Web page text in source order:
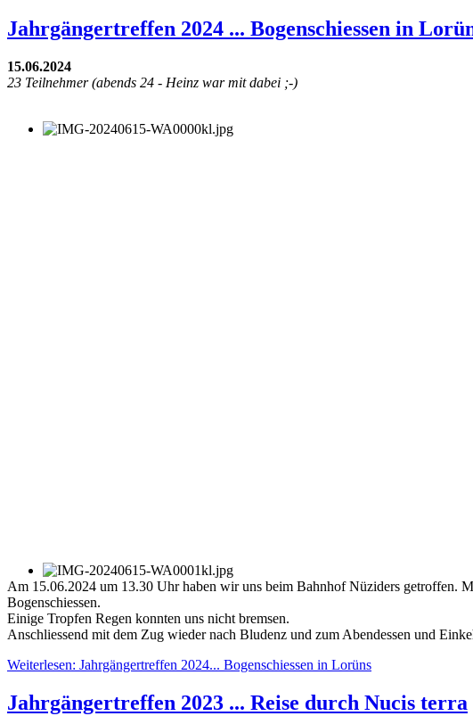
Jahrgängertreffen 2024 ... Bogenschiessen in
15.06.2024
23 Teilnehmer (abends 24 - Heinz war mit dabei ;-)
Am 15.06.2024 um 13.30 Uhr haben wir uns beim Bahnhof Nüziders getroffen.
Bogenschiessen.
Einige Tropfen Regen konnten uns nicht bremsen.
Anschliessend mit dem Zug wieder nach Bludenz und zum Abendessen und
Weiterlesen: Jahrgängertreffen 2024... Bogenschiessen in Lorüns
Jahrgängertreffen 2023 ... Reise durch Nucis terra